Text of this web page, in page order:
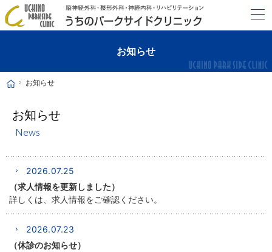
お知らせ
最新の医療機器と20年以上の臨床経験で病気の早期発見に努めます。
横浜市洋光台の脳神経外科・デイケア・リハビリならうちのパークサイドクリニック
ホーム
お知らせ
お知らせ
News
2026.07.25
（求人情報を更新しました）
詳しくは、求人情報をご確認ください。
2026.07.23
（休診のお知らせ）